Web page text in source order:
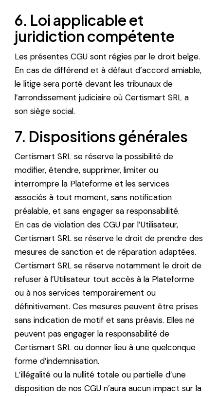
6. Loi applicable et
juridiction compétente
Les présentes CGU sont régies par le droit belge.
En cas de différend et à défaut d’accord amiable,
le litige sera porté devant les tribunaux de
l’arrondissement judiciaire où Certismart SRL a
son siège social.
7. Dispositions générales
Certismart SRL se réserve la possibilité de
modifier, étendre, supprimer, limiter ou
interrompre la Plateforme et les services
associés à tout moment, sans notification
préalable, et sans engager sa responsabilité.
En cas de violation des CGU par l’Utilisateur,
Certismart SRL se réserve le droit de prendre des
mesures de sanction et de réparation adaptées.
Certismart SRL se réserve notamment le droit de
refuser à l’Utilisateur tout accès à la Plateforme
ou à nos services temporairement ou
définitivement. Ces mesures peuvent être prises
sans indication de motif et sans préavis. Elles ne
peuvent pas engager la responsabilité de
Certismart SRL ou donner lieu à une quelconque
forme d’indemnisation.
L’illégalité ou la nullité totale ou partielle d’une
disposition de nos CGU n’aura aucun impact sur la